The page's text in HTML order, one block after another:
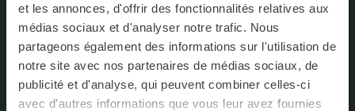
et les annonces, d'offrir des fonctionnalités relatives aux
médias sociaux et d'analyser notre trafic. Nous
partageons également des informations sur l'utilisation de
notre site avec nos partenaires de médias sociaux, de
publicité et d'analyse, qui peuvent combiner celles-ci
avec d'autres informations que vous leur avez fournies